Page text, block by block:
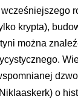
krypta),
można
o